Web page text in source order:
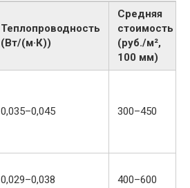
Теплопроводность
(Вт/(м·К))
Средняя
стоимость
(руб./м²,
100 мм)
0,035–0,045 300–450
0,029–0,038 400–600